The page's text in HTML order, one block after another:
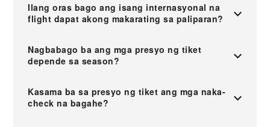
Ilang oras bago ang isang internasyonal na
flight dapat akong makarating sa paliparan?
Nagbabago ba ang mga presyo ng tiket
depende sa season?
Kasama ba sa presyo ng tiket ang mga naka-
check na bagahe?